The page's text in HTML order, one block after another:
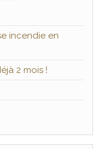
incendie en
2 mois !